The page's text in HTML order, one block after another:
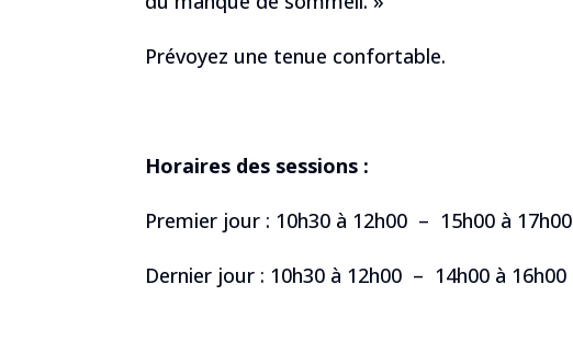
Prévoyez une tenue confortable.
Horaires des sessions :
Premier jour : 10h30 à 12h00 – 15h00 à 17h00
Dernier jour : 10h30 à 12h00 – 14h00 à 16h00